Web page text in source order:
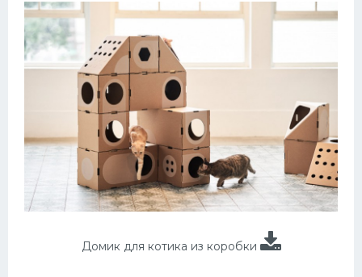
Домик для котика из коробки